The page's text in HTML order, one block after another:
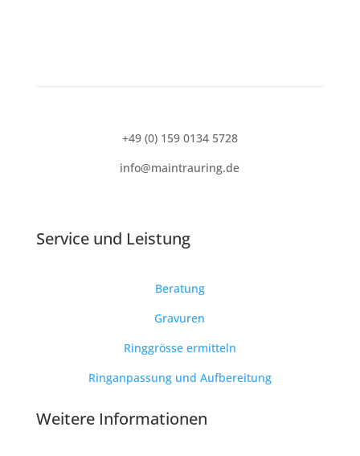
+49 (0) 159 0134 5728
info@maintrauring.de
Service und Leistung
Beratung
Gravuren
Ringgrösse ermitteln
Ringanpassung und Aufbereitung
Weitere Informationen